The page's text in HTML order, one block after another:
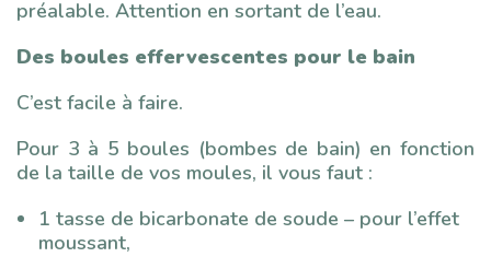
préalable. Attention en sortant de l’eau.
Des boules effervescentes pour le bain
C’est facile à faire.
Pour 3 à 5 boules (bombes de bain) en fonction
de la taille de vos moules, il vous faut :
1 tasse de bicarbonate de soude – pour l’effet
moussant,